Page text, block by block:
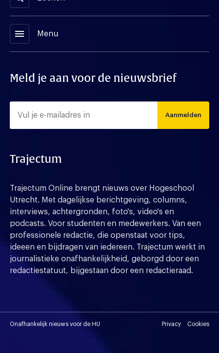
menu Menu
Meld je aan voor de nieuwsbrief
Aanmelden
Trajectum
Trajectum Online brengt nieuws over Hogeschool
Utrecht. Met dagelijkse berichtgeving, columns,
interviews, achtergronden, foto's, video's en
podcasts. Voor studenten en medewerkers. Van een
professionele redactie, die openstaat voor tips,
ideeen en bijdragen van iedereen. Trajectum werkt in
journalistieke onafhankelijkheid, geborgd door een
redactiestatuut, bijgestaan door een redactieraad.
Onafhankelijk nieuws voor de HU Privacy Cookies